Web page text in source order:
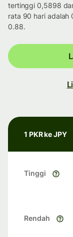
tertinggi 0,5898
rata 90 hari adalah
0.88.
1 PKR ke JPY
Tinggi
Rendah